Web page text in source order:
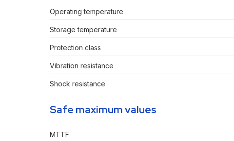
Operating temperature
Storage temperature
Protection class
Vibration resistance
Shock resistance
Safe maximum values
MTTF